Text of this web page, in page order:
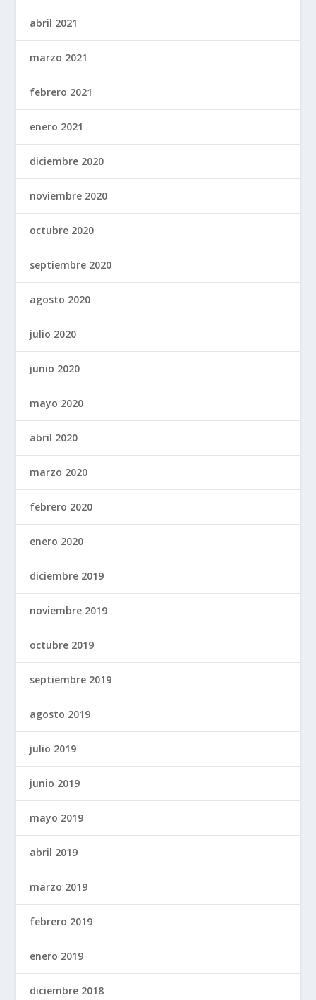
abril 2021
marzo 2021
febrero 2021
enero 2021
diciembre 2020
noviembre 2020
octubre 2020
septiembre 2020
agosto 2020
julio 2020
junio 2020
mayo 2020
abril 2020
marzo 2020
febrero 2020
enero 2020
diciembre 2019
noviembre 2019
octubre 2019
septiembre 2019
agosto 2019
julio 2019
junio 2019
mayo 2019
abril 2019
marzo 2019
febrero 2019
enero 2019
diciembre 2018